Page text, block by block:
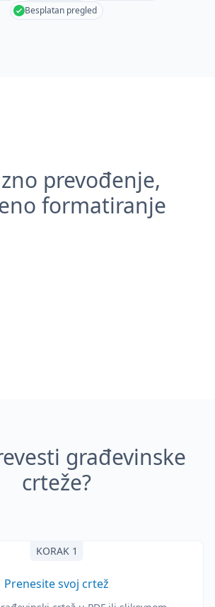
Besplatan pregled
prevođenje,
formatiranje
građevinske
crteže?
KORAK 1
Prenesite svoj crtež